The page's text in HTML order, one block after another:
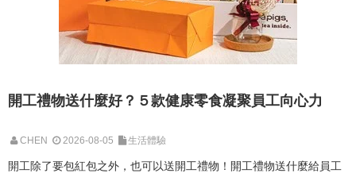
開工禮物送什麼好？５款健康零食凝聚員工向心力
CHEN 2026-08-05 生活體驗
開工除了要包紅包之外，也可以送開工禮物！開工禮物送什麼給員工